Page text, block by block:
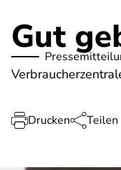
Gut
Drucken Teilen